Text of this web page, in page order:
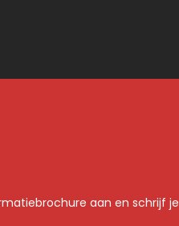
aan en schrijf je